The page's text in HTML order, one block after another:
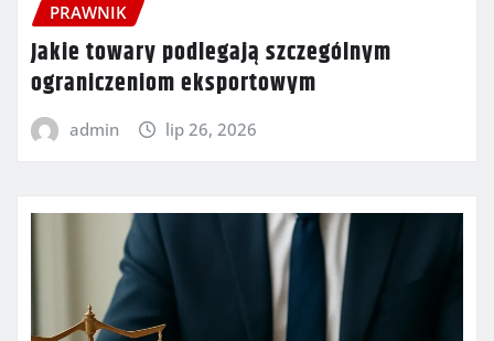
PRAWNIK
Jakie towary podlegają szczególnym
ograniczeniom eksportowym
admin lip 26, 2026